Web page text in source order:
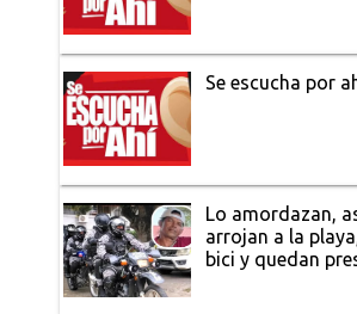
Se escucha por
Lo amordazan,
arrojan a la
bici y quedan